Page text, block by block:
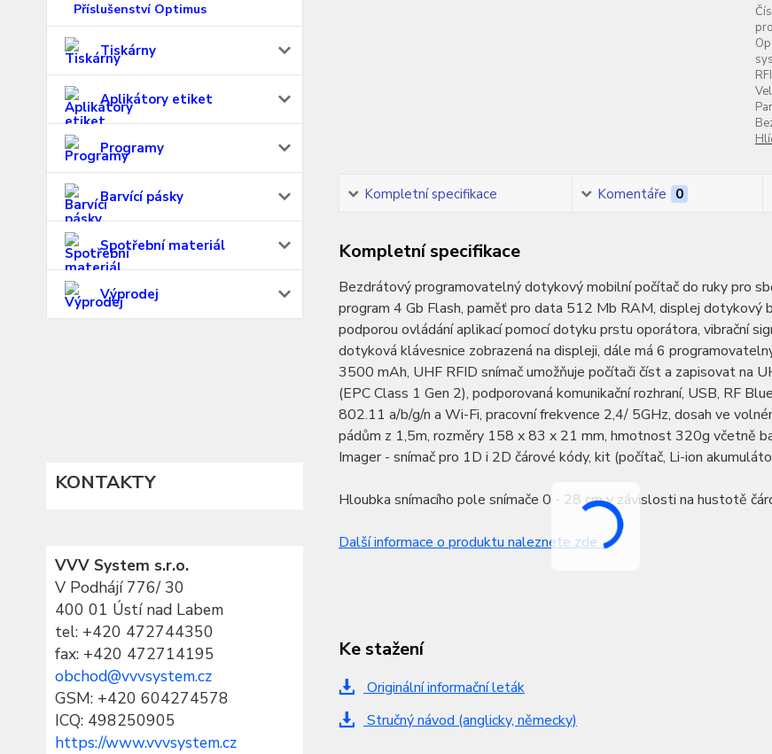
Příslušenství Optimus
Tiskárny
Aplikátory etiket
Programy
Barvící pásky
Spotřební materiál
Výprodej
KONTAKTY
VVV System s.r.o.
V Podhájí 776/ 30
400 01 Ústí nad Labem
tel: +420 472744350
fax: +420 472714195
obchod@vvvsystem.cz
GSM: +420 604274578
ICQ: 498250905
https://www.vvvsystem.cz
Kompletní specifikace Komentáře 0
Kompletní specifikace
Bezdrátový programovatelný dotykový mobilní počítač do ruky pro
program 4 Gb Flash, paměť pro data 512 Mb RAM, displej
podporou ovládání aplikací pomocí dotyku prstu oporátora, vibrační
dotyková klávesnice zobrazená na displeji, dále má 6
3500 mAh, UHF RFID snímač umožňuje počítači číst a zapisovat na
(EPC Class 1 Gen 2), podporovaná komunikační rozhraní, USB, RF
802.11 a/b/g/n a Wi-Fi, pracovní frekvence 2,4/ 5GHz, dosah ve
pádům z 1,5m, rozměry 158 x 83 x 21 mm, hmotnost 320g včetně
Imager - snímač pro 1D i 2D čárové kódy, kit (počítač, Li-ion
Hloubka snímacího pole snímače 0 - 28 cm v závislosti na hustotě
Další informace o produktu naleznete zde ....
Ke stažení
Originální informační leták
Stručný návod (anglicky, německy)